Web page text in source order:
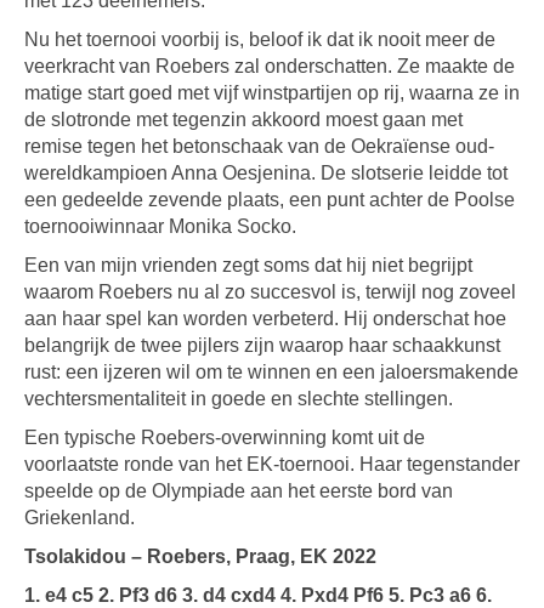
Nu het toernooi voorbij is, beloof ik dat ik nooit meer de
veerkracht van Roebers zal onderschatten. Ze maakte de
matige start goed met vijf winstpartijen op rij, waarna ze in
de slotronde met tegenzin akkoord moest gaan met
remise tegen het betonschaak van de Oekraïense oud-
wereldkampioen Anna Oesjenina. De slotserie leidde tot
een gedeelde zevende plaats, een punt achter de Poolse
toernooiwinnaar Monika Socko.
Een van mijn vrienden zegt soms dat hij niet begrijpt
waarom Roebers nu al zo succesvol is, terwijl nog zoveel
aan haar spel kan worden verbeterd. Hij onderschat hoe
belangrijk de twee pijlers zijn waarop haar schaakkunst
rust: een ijzeren wil om te winnen en een jaloersmakende
vechtersmentaliteit in goede en slechte stellingen.
Een typische Roebers-overwinning komt uit de
voorlaatste ronde van het EK-toernooi. Haar tegenstander
speelde op de Olympiade aan het eerste bord van
Griekenland.
Tsolakidou – Roebers, Praag, EK 2022
1. e4 c5 2. Pf3 d6 3. d4 cxd4 4. Pxd4 Pf6 5. Pc3 a6 6.